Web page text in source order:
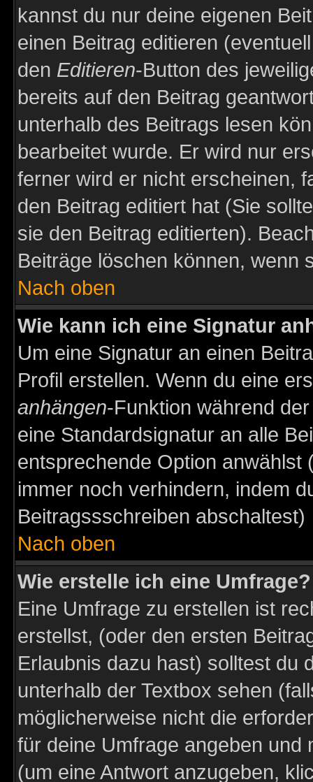
kannst du nur deine eigenen
einen Beitrag editieren
den Editieren-Button des
bereits auf den Beitrag
unterhalb des Beitrags lesen
bearbeitet wurde. Er wird nur
ferner wird er nicht erscheinen,
den Beitrag editiert hat (Sie
sie den Beitrag editierten).
Beiträge löschen können, wenn
Nach oben
Wie kann ich eine Signatur
Um eine Signatur an einen
Profil erstellen. Wenn du eine
anhängen-Funktion während
eine Standardsignatur an alle
entsprechende Option anwählst
immer noch verhindern, indem
Beitragssschreiben abschaltest)
Nach oben
Wie erstelle ich eine Umfrage?
Eine Umfrage zu erstellen ist
erstellst, (oder den ersten
Erlaubnis dazu hast) solltest du
unterhalb der Textbox sehen
möglicherweise nicht die
für deine Umfrage angeben und
(um eine Antwort anzugeben,